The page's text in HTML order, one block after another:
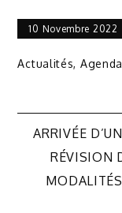
10 Novembre 2022
Actualités, Agenda
Navigation
l’article
ARRIVÉE
RÉVISION